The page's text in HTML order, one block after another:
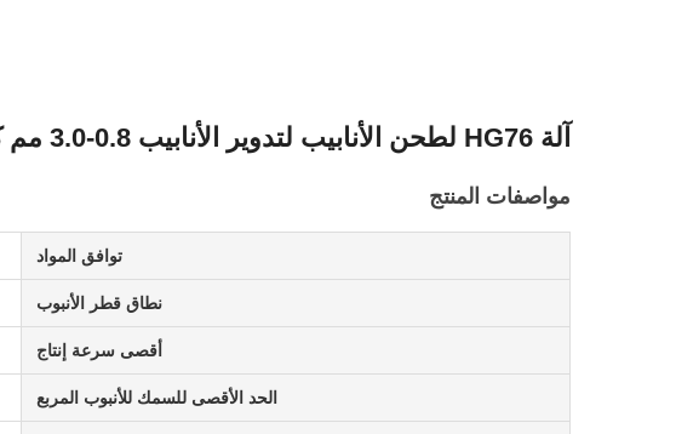
آلة HG76 لطحن الأنابيب لتدوير الأنابيب 0.8-3.0 مم كحد أقصى لسمك الأنبوب المربع
مواصفات المنتج
توافق المواد
نطاق قطر الأنبوب
أقصى سرعة إنتاج
الحد الأقصى للسمك للأنبوب المربع